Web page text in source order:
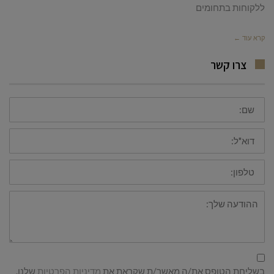
ללקוחות בתחומים
קרא עוד ←
צרו קשר
שם
דוא"ל
טלפון
ההודעה
שלך
בשליחת הטופס את/ה מאשר/ת שקראת את מדיניות הפרטיות שלנו.